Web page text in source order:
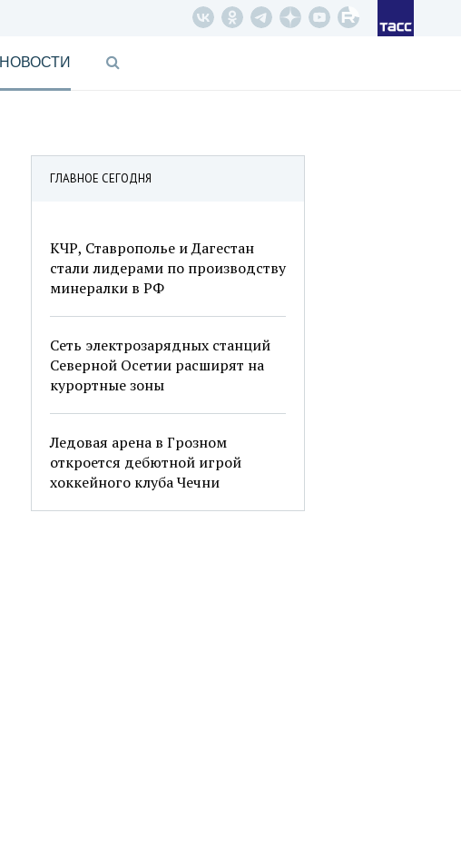
НОВОСТИ
ГЛАВНОЕ СЕГОДНЯ
КЧР, Ставрополье и Дагестан
стали лидерами по производству
минералки в РФ
Сеть электрозарядных станций
Северной Осетии расширят на
курортные зоны
Ледовая арена в Грозном
откроется дебютной игрой
хоккейного клуба Чечни